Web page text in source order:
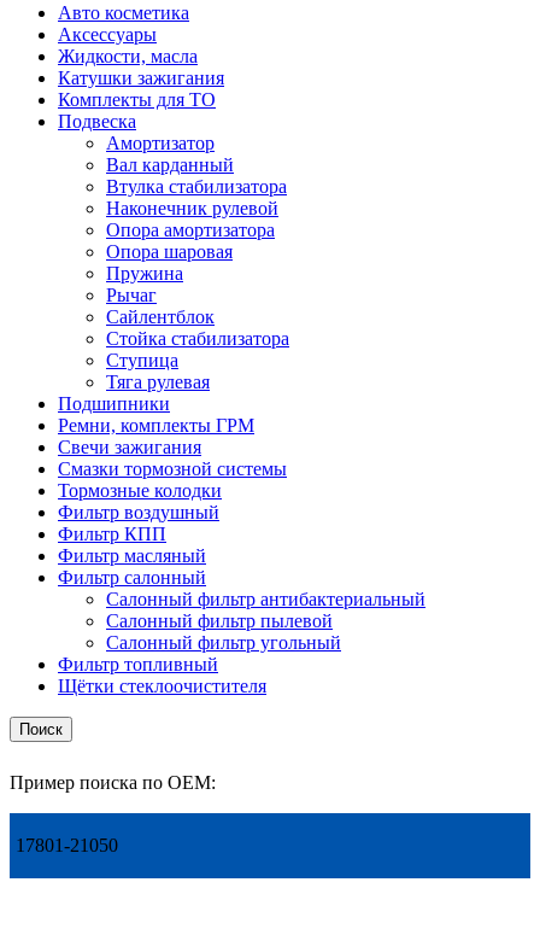
Авто косметика
Аксессуары
Жидкости, масла
Катушки зажигания
Комплекты для ТО
Подвеска
Амортизатор
Вал карданный
Втулка стабилизатора
Наконечник рулевой
Опора амортизатора
Опора шаровая
Пружина
Рычаг
Сайлентблок
Стойка стабилизатора
Ступица
Тяга рулевая
Подшипники
Ремни, комплекты ГРМ
Свечи зажигания
Смазки тормозной системы
Тормозные колодки
Фильтр воздушный
Фильтр КПП
Фильтр масляный
Фильтр салонный
Салонный фильтр антибактериальный
Салонный фильтр пылевой
Салонный фильтр угольный
Фильтр топливный
Щётки стеклоочистителя
Поиск
Пример поиска по OEM:
17801-21050